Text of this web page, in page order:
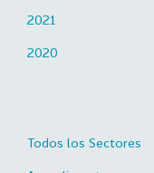
2021
2020
Todos los Sectores